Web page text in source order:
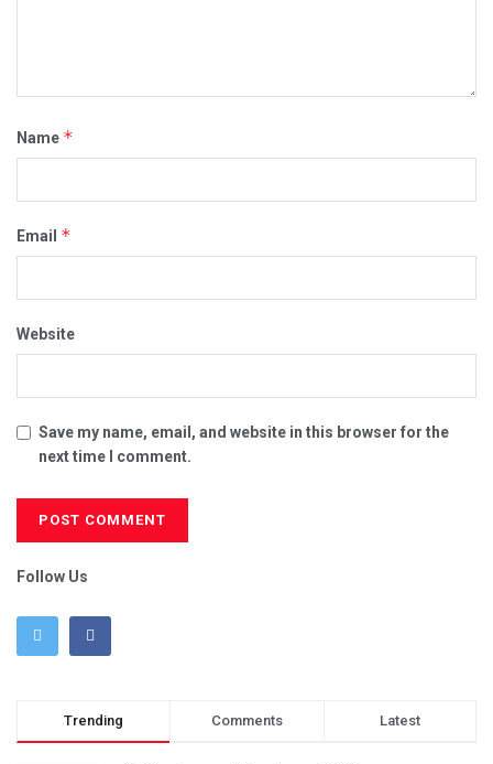
Name *
Email *
Website
Save my name, email, and website in this browser for the
next time I comment.
Follow Us
Trending Comments Latest